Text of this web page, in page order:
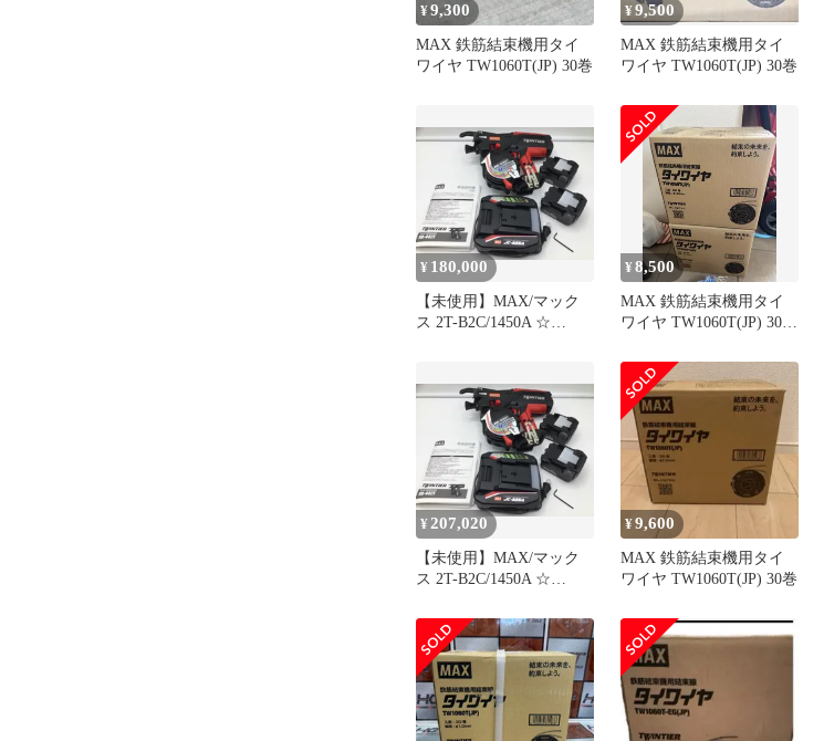
¥9,300
MAX 鉄筋結束機用タイ
ワイヤ TW1060T(JP) 30巻
¥9,500
MAX 鉄筋結束機用タイ
ワイヤ TW1060T(JP) 30巻
¥ 180,000
【未使用】MAX/マック
ス 2T-B2C/1450A ☆
[岡岩][M05]
¥8,500
MAX 鉄筋結束機用タイ
ワイヤ TW1060T(JP) 30巻
¥207,020
【未使用】MAX/マック
ス 2T-B2C/1450A ☆
ツインタイア [IT_9BP5K]
[岡岩][M05]
¥9,600
MAX 鉄筋結束機用タイ
ワイヤ TW1060T(JP) 30巻